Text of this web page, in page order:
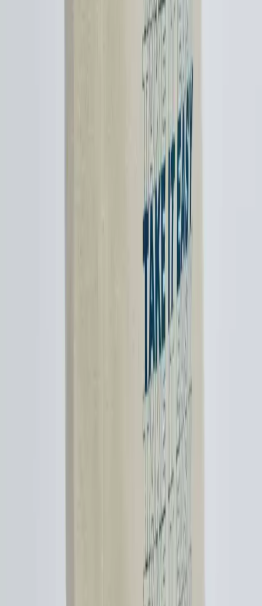
Fermuarlı Kapaklı Uygun Fiyatlı Çapraz ve
Dönüştürülebilir Çanta Modelleri ve Markaları
Fermuarlı üst kapaklı çapraz ve dönüştürülebilir çantalar, güvenlik
ve düzen açısından tercih edilmeye devam ediyor. Coach, Fossil,
Kate Spade gibi markalar ve özel üretim seçenekleriyle uygun fiyatlı
Çanta Alımında Kişisel Zevk ve Yeniden Satışın
Çanta alımında çoğunlukla kişisel zevk ve kullanım ön plandadır.
Yeniden satış beklentisi sadece seçkin markalar için geçerli olup,
finansal açıdan dikkatli kararlar önemlidir. Çantalar yatırım aracı
Kısa Boylu Kadınlarda Büyük Çanta Tercihleri ve
Kısa boylu kadınların büyük çanta tercihleri, işlevsellik ve stil